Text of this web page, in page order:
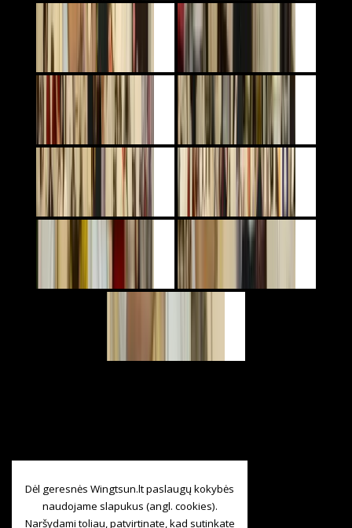
Dėl geresnės Wingtsun.lt paslaugų kokybės
naudojame slapukus (angl. cookies).
Naršydami toliau, patvirtinate, kad sutinkate